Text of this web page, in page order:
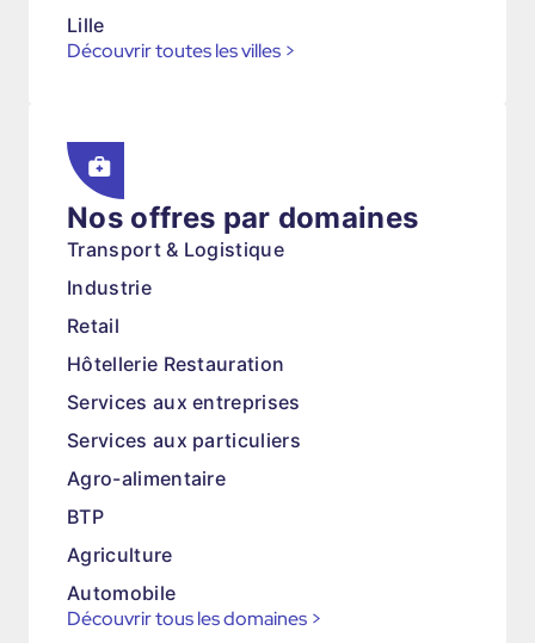
Lille
Découvrir toutes les villes >
Nos offres par domaines
Transport & Logistique
Industrie
Retail
Hôtellerie Restauration
Services aux entreprises
Services aux particuliers
Agro-alimentaire
BTP
Agriculture
Automobile
Découvrir tous les domaines >